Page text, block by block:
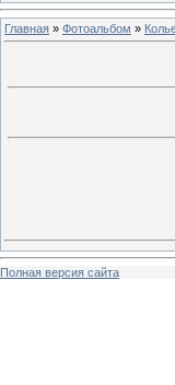
Главная » Фотоальбом »
Полная версия сайта